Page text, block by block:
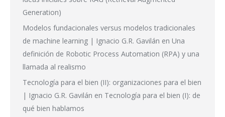
Generation)
Modelos fundacionales versus modelos tradicionales
de machine learning | Ignacio G.R. Gavilán en Una
definición de Robotic Process Automation (RPA) y una
llamada al realismo
Tecnología para el bien (II): organizaciones para el bien
| Ignacio G.R. Gavilán en Tecnología para el bien (I): de
qué bien hablamos